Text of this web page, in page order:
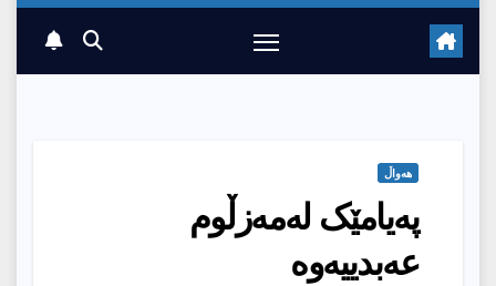
هەواڵ
پەیامێک لەمەزڵوم
عەبدییەوە